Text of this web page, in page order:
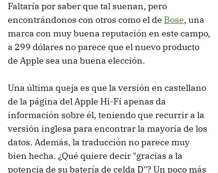
Faltaría por saber que tal suenan, pero
encontrándonos con otros como el de Bose, una
marca con muy buena reputación en este campo,
a 299 dólares no parece que el nuevo producto
de Apple sea una buena elección.
Una última queja es que la versión en castellano
de la página del Apple Hi-Fi apenas da
información sobre él, teniendo que recurrir a la
versión inglesa para encontrar la mayoría de los
datos. Además, la traducción no parece muy
bien hecha. ¿Qué quiere decir "gracias a la
potencia de su batería de celda D"? Un poco más